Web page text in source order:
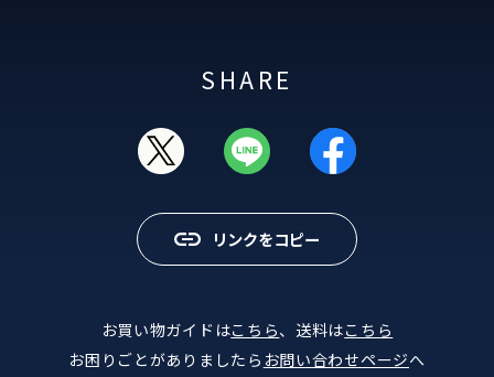
SHARE
リンクをコピー
お買い物ガイドはこちら、送料はこちら
お困りごとがありましたら お問い合わせページへ